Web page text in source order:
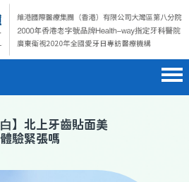
】北上牙齒貼面美
驗緊張嗎